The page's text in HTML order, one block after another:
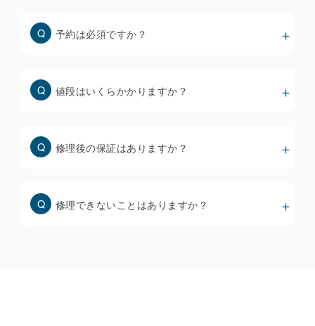
安いディスプレイは色味やタッチ操作性が悪いだけで
なく、すぐに不具合を起こすリスクが高くなりますの
スマホ画面修理の価格と品質について
予約は必須ですか？
値段はいくらかかりますか？
修理後の保証はありますか？
修理できないことはありますか？